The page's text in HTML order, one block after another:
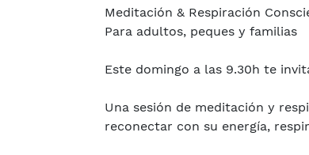
Meditación & Respiración
Para adultos, peques y familias
Este domingo a las 9.30h te
Una sesión de meditación y
reconectar con su energía,